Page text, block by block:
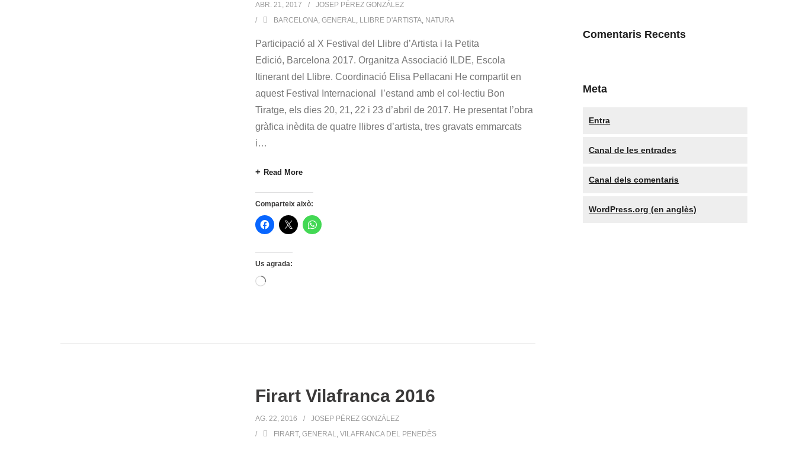
ABR. 21, 2017
JOSEP PÉREZ GONZÁLEZ
BARCELONA,GENERAL, LLIBRE D'ARTISTA, NATURA
Participació al X Festival del Llibre d’Artista i la Petita
Edició, Barcelona 2017. Organitza Associació ILDE, Escola
Itinerant del Llibre. Coordinació Elisa Pellacani He compartit en
aquest Festival Internacional l’estand amb el col·lectiu Bon
Tiratge, els dies 20, 21, 22 i 23 d’abril de 2017. He presentat l’obra
gràfica inèdita de quatre llibres d’artista, tres gravats emmarcats
i…
Read More
Comparteix això:
Us agrada:
S'està
Firart Vilafranca 2016
AG. 22, 2016
JOSEP PÉREZ GONZÁLEZ
FIRART,GENERAL,VILAFRANCA DEL PENEDÈS
Comentaris Recents
Meta
Entra
Canal de les entrades
Canal dels comentaris
WordPress.org (en anglès)